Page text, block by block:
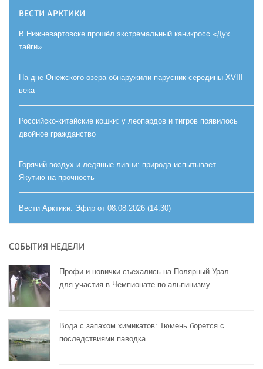
ВЕСТИ АРКТИКИ
В Нижневартовске прошёл экстремальный каникросс «Дух
тайги»
На дне Онежского озера обнаружили парусник середины XVIII
века
Российско-китайские кошки: у леопардов и тигров появилось
двойное гражданство
Горячий воздух и ледяные ливни: природа испытывает
Якутию на прочность
Вести Арктики. Эфир от 08.08.2026 (14:30)
СОБЫТИЯ НЕДЕЛИ
Профи и новички съехались на Полярный Урал
для участия в Чемпионате по альпинизму
Вода с запахом химикатов: Тюмень борется с
последствиями паводка